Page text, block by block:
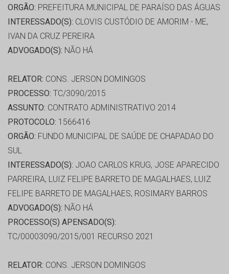
ORGÃO: PREFEITURA MUNICIPAL DE PARAÍSO DAS ÁGUAS
INTERESSADO(S): CLOVIS CUSTÓDIO DE AMORIM - ME,
IVAN DA CRUZ PEREIRA
ADVOGADO(S): NÃO HÁ
RELATOR: CONS. JERSON DOMINGOS
PROCESSO: TC/3090/2015
ASSUNTO: CONTRATO ADMINISTRATIVO 2014
PROTOCOLO: 1566416
ORGÃO: FUNDO MUNICIPAL DE SAÚDE DE CHAPADAO DO
SUL
INTERESSADO(S): JOAO CARLOS KRUG, JOSE APARECIDO
PARREIRA, LUIZ FELIPE BARRETO DE MAGALHAES, LUIZ
FELIPE BARRETO DE MAGALHAES, ROSIMARY BARROS
ADVOGADO(S): NÃO HÁ
PROCESSO(S) APENSADO(S):
TC/00003090/2015/001 RECURSO 2021
RELATOR: CONS. JERSON DOMINGOS